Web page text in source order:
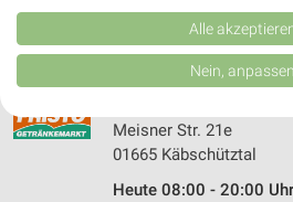
21,74 km
Meisner Str. 21e
01665 Käbschütztal
Heute 08:00 - 20:00
Kombinationen von Daten aus
Verbesserung der Angebote. Verwendung
von Inhalten.
Daten können außerhalb der Europäischen
Website/App.
Partnerliste anzeigen (1 IAB-Anbieter)
Wir nutzen Ihre Daten für folgende Zwecke:
Alle
Nein, anpassen